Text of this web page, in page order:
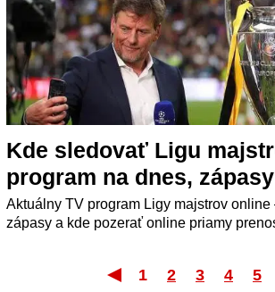
Kde sledovať Ligu
program na dnes,
Aktuálny TV program Ligy majstrov online
zápasy a kde pozerať online priamy
Prvý
1 2 3 4 5